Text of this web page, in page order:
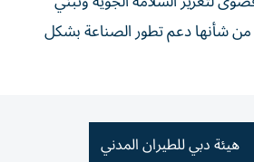
من شأنها دعم تطور الصناعة بشكل
هيئة دبي للطيران المدني